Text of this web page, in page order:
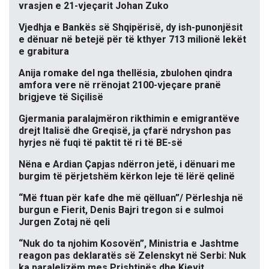
vrasjen e 21-vjeçarit Johan Zuko
Vjedhja e Bankës së Shqipërisë, dy ish-punonjësit
e dënuar në betejë për të kthyer 713 milionë lekët
e grabitura
Anija romake del nga thellësia, zbulohen qindra
amfora vere në rrënojat 2100-vjeçare pranë
brigjeve të Siçilisë
Gjermania paralajmëron rikthimin e emigrantëve
drejt Italisë dhe Greqisë, ja çfarë ndryshon pas
hyrjes në fuqi të paktit të ri të BE-së
Nëna e Ardian Çapjas ndërron jetë, i dënuari me
burgim të përjetshëm kërkon leje të lërë qelinë
“Më ftuan për kafe dhe më qëlluan”/ Përleshja në
burgun e Fierit, Denis Bajri tregon si e sulmoi
Jurgen Zotaj në qeli
“Nuk do ta njohim Kosovën”, Ministria e Jashtme
reagon pas deklaratës së Zelenskyt në Serbi: Nuk